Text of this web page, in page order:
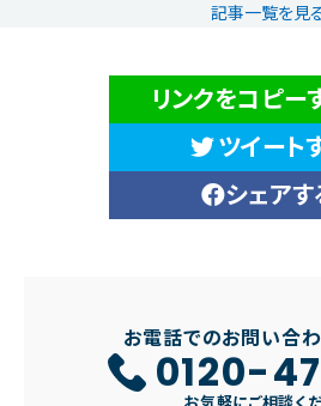
記事一覧を見
リンクをコピー
ツイート
シェアす
お電話でのお問い合
0120-